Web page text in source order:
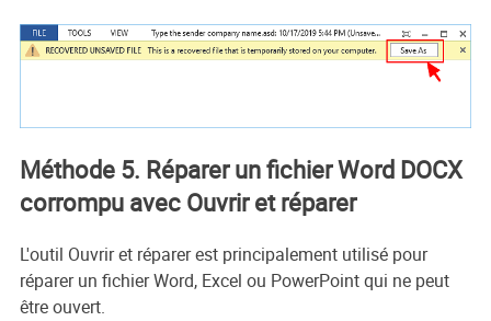
Méthode 5. Réparer un fichier Word DOCX
corrompu avec Ouvrir et réparer
L'outil Ouvrir et réparer est principalement utilisé pour
réparer un fichier Word, Excel ou PowerPoint qui ne peut
être ouvert.